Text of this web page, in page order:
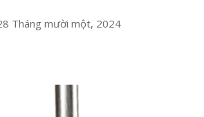
Tháng mười một, 2024